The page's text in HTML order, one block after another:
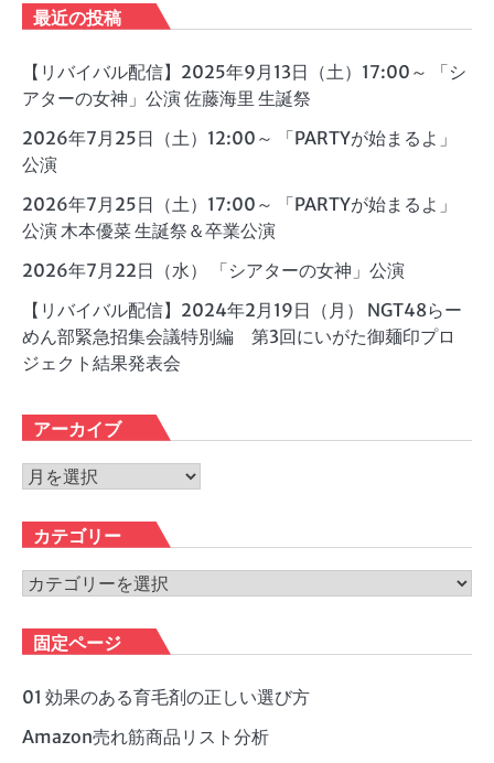
最近の投稿
【リバイバル配信】2025年9月13日（土）17:00～ 「シ
アターの女神」公演 佐藤海里 生誕祭
2026年7月25日（土）12:00～ 「PARTYが始まるよ」
公演
2026年7月25日（土）17:00～ 「PARTYが始まるよ」
公演 木本優菜 生誕祭＆卒業公演
2026年7月22日（水） 「シアターの女神」公演
【リバイバル配信】2024年2月19日（月） NGT48らー
めん部緊急招集会議特別編 第3回にいがた御麺印プロ
ジェクト結果発表会
アーカイブ
ア
カ
イ
ブ
カテゴリー
カ
ゴ
リ
ー
固定ページ
01 効果のある育毛剤の正しい選び方
Amazon売れ筋商品リスト分析